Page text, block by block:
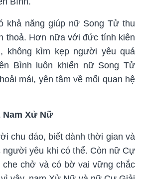
khả năng giúp nữ Song Tử thu
thoả. Hơn nữa với đức tính kiên
không kìm kẹp người yêu quá
Bình luôn khiến nữ Song Tử
mái, yên tâm về mối quan hệ
Nam Xử Nữ
chu đáo, biết dành thời gian và
người yêu khi có thể. Còn nữ Cự
chở và có bờ vai vững chắc